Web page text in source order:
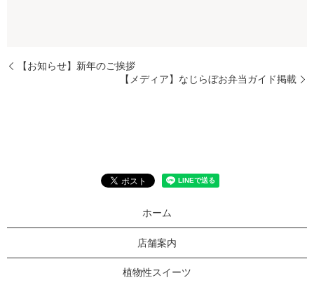
【お知らせ】新年のご挨拶
【メディア】なじらぼお弁当ガイド掲載
ホーム
店舗案内
植物性スイーツ